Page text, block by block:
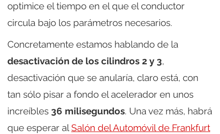
optimice el tiempo en el que el conductor
circula bajo los parámetros necesarios.
Concretamente estamos hablando de la
desactivación de los cilindros 2 y 3,
desactivación que se anularía, claro está, con
tan sólo pisar a fondo el acelerador en unos
increíbles 36 milisegundos. Una vez más, habrá
que esperar alSalón del Automóvil de Frankfurt